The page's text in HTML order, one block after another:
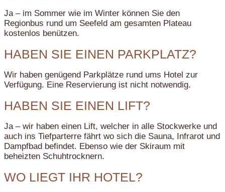
Ja – im Sommer wie im Winter können Sie den
Regionbus rund um Seefeld am gesamten Plateau
kostenlos benützen.
HABEN SIE EINEN PARKPLATZ?
Wir haben genügend Parkplätze rund ums Hotel zur
Verfügung. Eine Reservierung ist nicht notwendig.
HABEN SIE EINEN LIFT?
Ja – wir haben einen Lift, welcher in alle Stockwerke und
auch ins Tiefparterre fährt wo sich die Sauna, Infrarot und
Dampfbad befindet. Ebenso wie der Skiraum mit
beheizten Schuhtrocknern.
WO LIEGT IHR HOTEL?